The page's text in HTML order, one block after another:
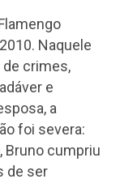
Naquele
crimes,
e
a
foi severa:
Bruno cumpriu
de ser